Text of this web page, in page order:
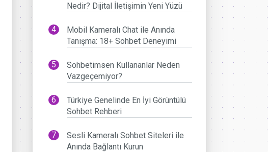
Nedir? Dijital İletişimin Yeni Yüzü
Mobil Kameralı Chat ile Anında
Tanışma: 18+ Sohbet Deneyimi
Sohbetimsen Kullananlar Neden
Vazgeçemiyor?
Türkiye Genelinde En İyi Görüntülü
Sohbet Rehberi
Sesli Kameralı Sohbet Siteleri ile
Anında Bağlantı Kurun